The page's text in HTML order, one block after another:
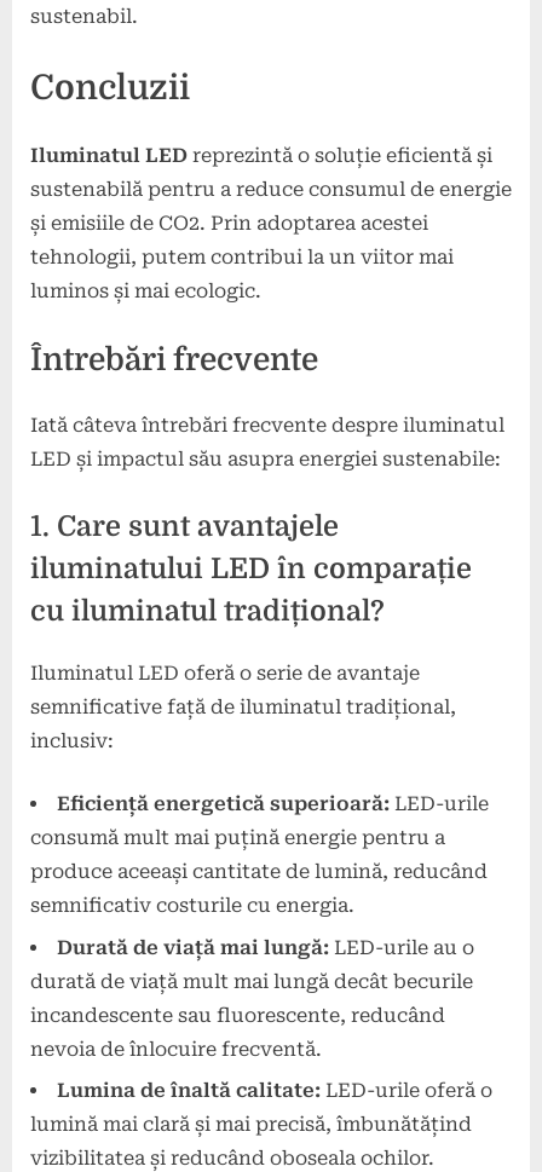
sustenabil.
Concluzii
Iluminatul LED reprezintă o soluție eficientă și
sustenabilă pentru a reduce consumul de energie
și emisiile de CO2. Prin adoptarea acestei
tehnologii, putem contribui la un viitor mai
luminos și mai ecologic.
Întrebări frecvente
Iată câteva întrebări frecvente despre iluminatul
LED și impactul său asupra energiei sustenabile:
1. Care sunt avantajele
iluminatului LED în comparație
cu iluminatul tradițional?
Iluminatul LED oferă o serie de avantaje
semnificative față de iluminatul tradițional,
inclusiv:
Eficiență energetică superioară: LED-urile
consumă mult mai puțină energie pentru a
produce aceeași cantitate de lumină, reducând
semnificativ costurile cu energia.
Durată de viață mai lungă: LED-urile au o
durată de viață mult mai lungă decât becurile
incandescente sau fluorescente, reducând
nevoia de înlocuire frecventă.
Lumina de înaltă calitate: LED-urile oferă o
lumină mai clară și mai precisă, îmbunătățind
vizibilitatea și reducând oboseala ochilor.